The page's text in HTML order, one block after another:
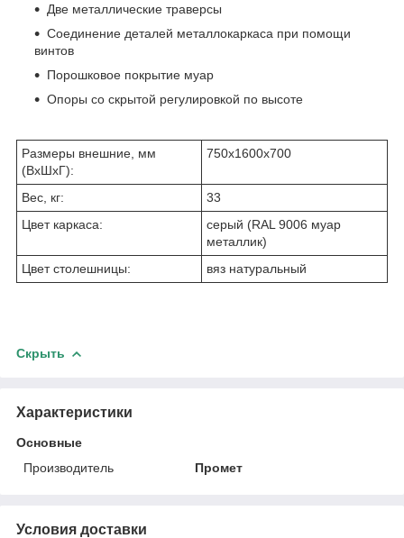
Две металлические траверсы
Соединение деталей металлокаркаса при помощи
винтов
Порошковое покрытие муар
Опоры со скрытой регулировкой по высоте
Размеры внешние, мм
(ВхШхГ):
750x1600x700
Вес, кг:
33
Цвет каркаса:
серый (RAL 9006 муар
металлик)
Цвет столешницы:
вяз натуральный
Скрыть
Характеристики
Основные
Производитель
Промет
Условия доставки